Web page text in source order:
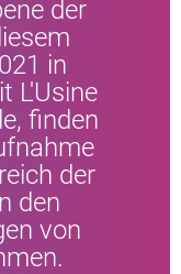
der
in
L'Usine
finden
der
den
von